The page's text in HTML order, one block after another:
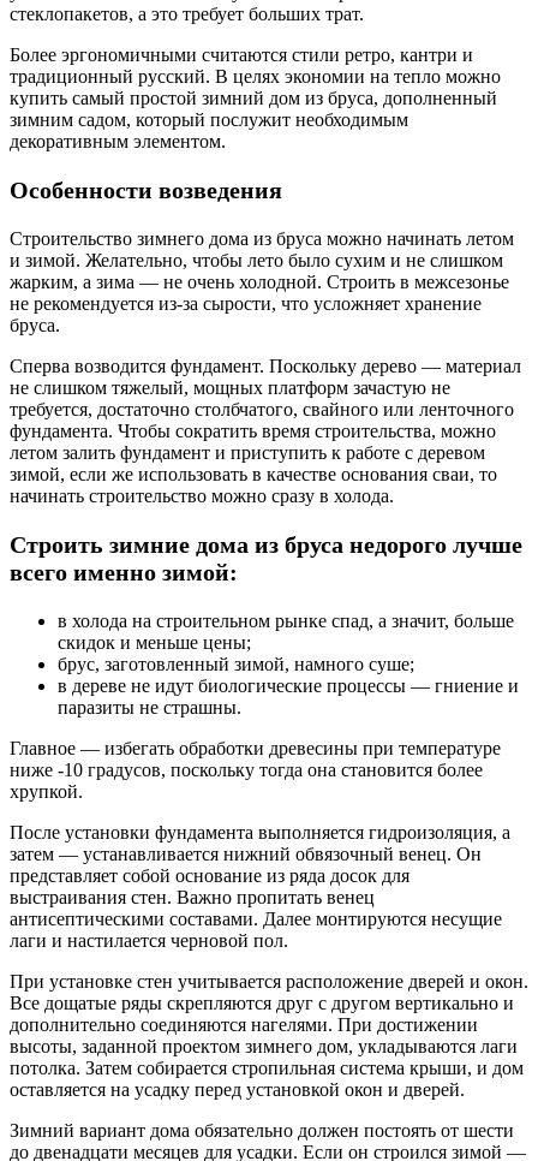
стеклопакетов, а это требует больших трат.
Более эргономичными считаются стили ретро, кантри и
традиционный русский. В целях экономии на тепло можно
купить самый простой зимний дом из бруса, дополненный
зимним садом, который послужит необходимым
декоративным элементом.
Особенности возведения
Строительство зимнего дома из бруса можно начинать летом
и зимой. Желательно, чтобы лето было сухим и не слишком
жарким, а зима — не очень холодной. Строить в межсезонье
не рекомендуется из-за сырости, что усложняет хранение
бруса.
Сперва возводится фундамент. Поскольку дерево — материал
не слишком тяжелый, мощных платформ зачастую не
требуется, достаточно столбчатого, свайного или ленточного
фундамента. Чтобы сократить время строительства, можно
летом залить фундамент и приступить к работе с деревом
зимой, если же использовать в качестве основания сваи, то
начинать строительство можно сразу в холода.
Строить зимние дома из бруса недорого лучше
всего именно зимой:
в холода на строительном рынке спад, а значит, больше
скидок и меньше цены;
брус, заготовленный зимой, намного суше;
в дереве не идут биологические процессы — гниение и
паразиты не страшны.
Главное — избегать обработки древесины при температуре
ниже -10 градусов, поскольку тогда она становится более
хрупкой.
После установки фундамента выполняется гидроизоляция, а
затем — устанавливается нижний обвязочный венец. Он
представляет собой основание из ряда досок для
выстраивания стен. Важно пропитать венец
антисептическими составами. Далее монтируются несущие
лаги и настилается черновой пол.
При установке стен учитывается расположение дверей и окон.
Все дощатые ряды скрепляются друг с другом вертикально и
дополнительно соединяются нагелями. При достижении
высоты, заданной проектом зимнего дом, укладываются лаги
потолка. Затем собирается стропильная система крыши, и дом
оставляется на усадку перед установкой окон и дверей.
Зимний вариант дома обязательно должен постоять от шести
до двенадцати месяцев для усадки. Если он строился зимой —